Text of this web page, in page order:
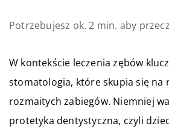
Potrzebujesz ok. 2 min. aby
W kontekście leczenia zębów
stomatologia, które skupia się na
rozmaitych zabiegów. Niemniej
protetyka dentystyczna, czyli